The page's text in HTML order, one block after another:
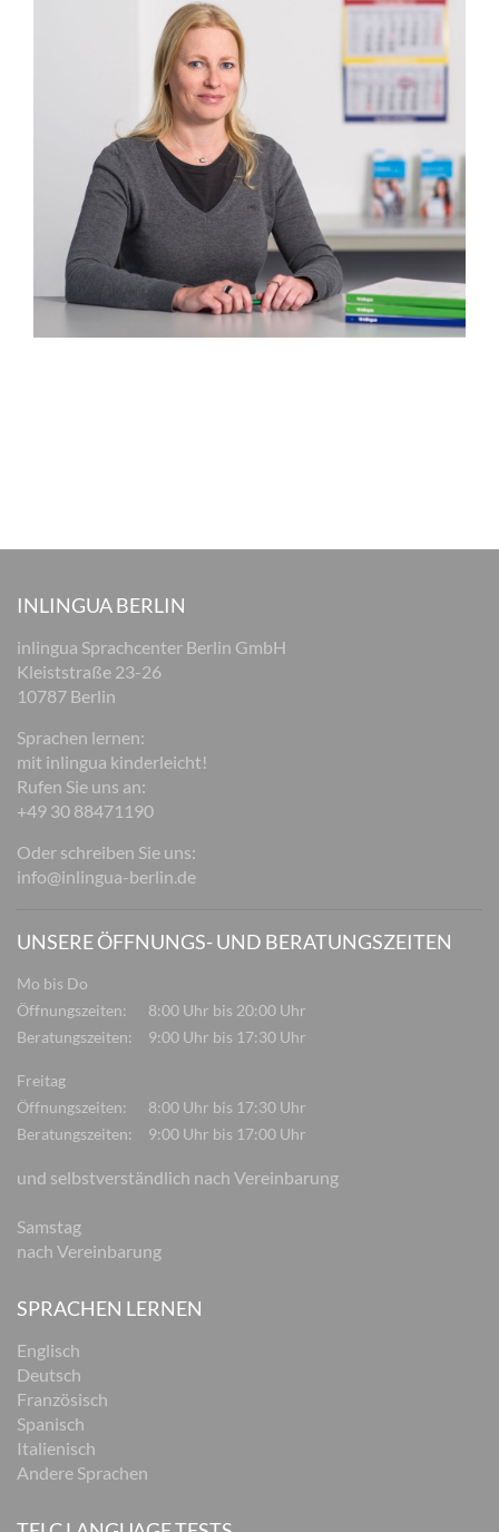
INLINGUA BERLIN
inlingua Sprachcenter Berlin GmbH
Kleiststraße 23-26
10787 Berlin
Sprachen lernen:
mit inlingua kinderleicht!
Rufen Sie uns an:
+49 30 88471190
Oder schreiben Sie uns:
info@inlingua-berlin.de
UNSERE ÖFFNUNGS- UND BERATUNGSZEITEN
Mo bis Do
Öffnungszeiten:
8:00 Uhr bis 20:00 Uhr
Beratungszeiten:
9:00 Uhr bis 17:30 Uhr
Freitag
Öffnungszeiten:
8:00 Uhr bis 17:30 Uhr
Beratungszeiten:
9:00 Uhr bis 17:00 Uhr
und selbstverständlich nach Vereinbarung
Samstag
nach Vereinbarung
SPRACHEN LERNEN
Englisch
Deutsch
Französisch
Spanisch
Italienisch
Andere Sprachen